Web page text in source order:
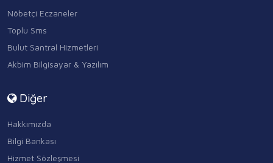
Nöbetçi Eczaneler
Toplu Sms
Bulut Santral Hizmetleri
Akbim Bilgisayar & Yazılım
Diğer
Hakkımızda
Bilgi Bankası
Hizmet Sözleşmesi